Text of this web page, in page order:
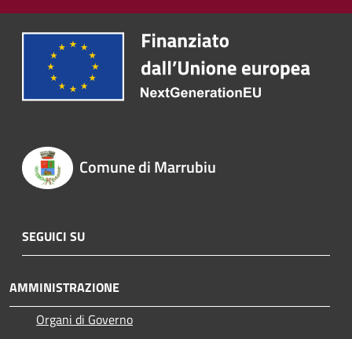
Comune di Marrubiu
SEGUICI SU
AMMINISTRAZIONE
Organi di Governo